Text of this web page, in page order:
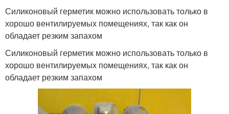
Силиконовый герметик можно использовать только в
хорошо вентилируемых помещениях, так как он
обладает резким запахом
Силиконовый герметик можно использовать только в
хорошо вентилируемых помещениях, так как он
обладает резким запахом